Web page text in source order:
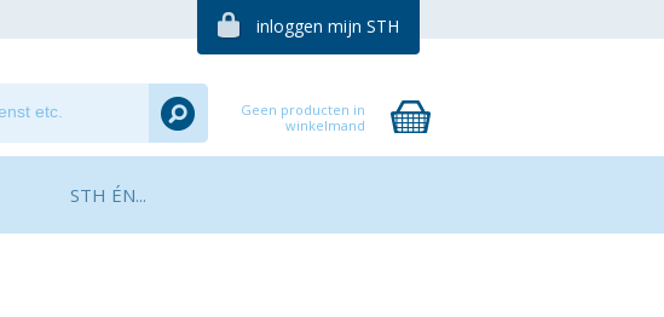
inloggen mijn STH
Geen producten in
winkelmand
STH ÉN...